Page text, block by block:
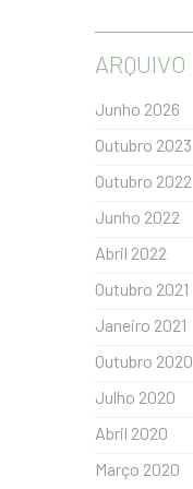
ARQUIVO
Junho 2026
Outubro 2023
Outubro 2022
Junho 2022
Abril 2022
Outubro 2021
Janeiro 2021
Outubro 2020
Julho 2020
Abril 2020
Março 2020